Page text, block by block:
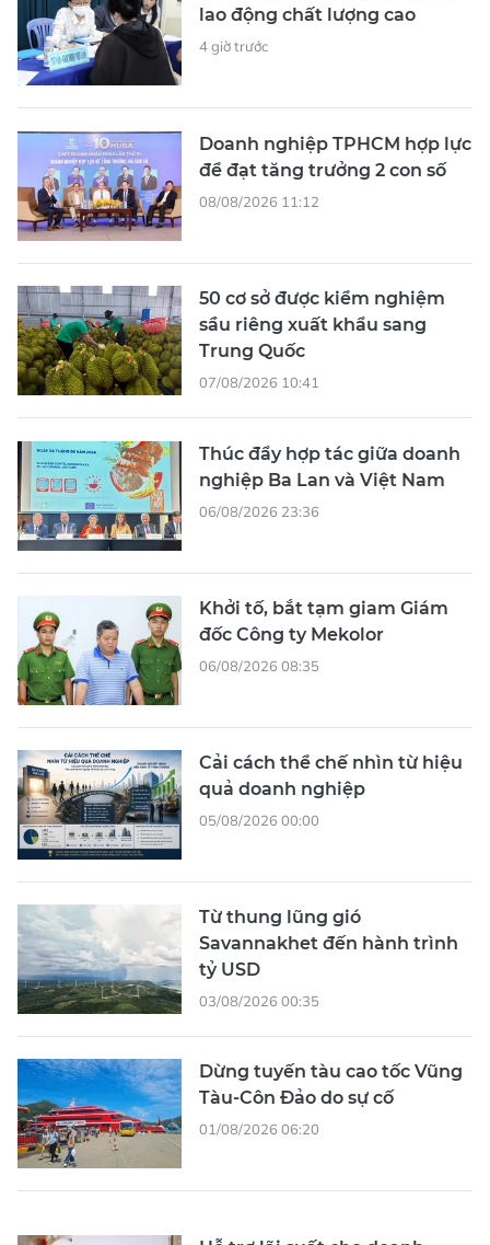
lao động chất lượng cao
4 giờ trước
Doanh nghiệp TPHCM hợp lực
để đạt tăng trưởng 2 con số
08/08/2026 11:12
50 cơ sở được kiểm nghiệm
sầu riêng xuất khẩu sang
Trung Quốc
07/08/2026 10:41
Thúc đẩy hợp tác giữa doanh
nghiệp Ba Lan và Việt Nam
06/08/2026 23:36
Khởi tố, bắt tạm giam Giám
đốc Công ty Mekolor
06/08/2026 08:35
Cải cách thể chế nhìn từ hiệu
quả doanh nghiệp
05/08/2026 00:00
Từ thung lũng gió
Savannakhet đến hành trình
tỷ USD
03/08/2026 00:35
Dừng tuyến tàu cao tốc Vũng
Tàu-Côn Đảo do sự cố
01/08/2026 06:20